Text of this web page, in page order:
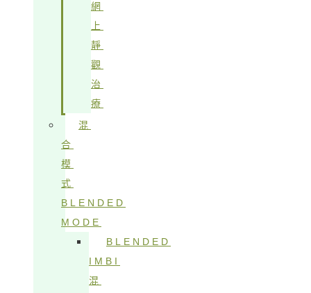
網
上
靜
觀
治
療
混
合
模
式
BLENDED
MODE
BLENDED
IMBI
混